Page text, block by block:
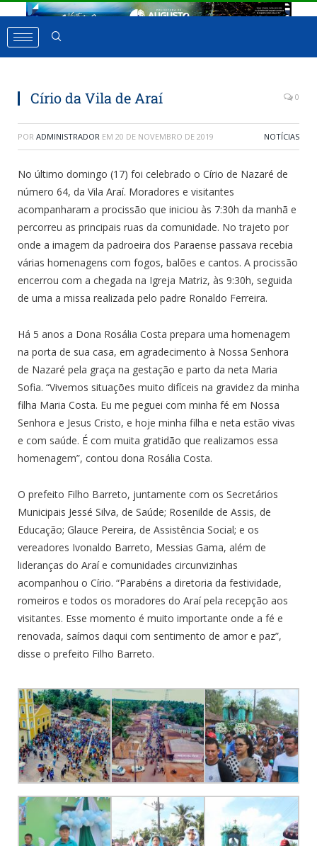
Círio da Vila de Araí 0
POR ADMINISTRADOR EM 20 DE NOVEMBRO DE 2019 NOTÍCIAS
No último domingo (17) foi celebrado o Círio de Nazaré de
número 64, da Vila Araí. Moradores e visitantes
acompanharam a procissão que iniciou às 7:30h da manhã e
percorreu as principais ruas da comunidade. No trajeto por
onde a imagem da padroeira dos Paraense passava recebia
várias homenagens com fogos, balões e cantos. A procissão
encerrou com a chegada na Igreja Matriz, às 9:30h, seguida
de uma a missa realizada pelo padre Ronaldo Ferreira.
Há 5 anos a Dona Rosália Costa prepara uma homenagem
na porta de sua casa, em agradecimento à Nossa Senhora
de Nazaré pela graça na gestação e parto da neta Maria
Sofia. “Vivemos situações muito difíceis na gravidez da minha
filha Maria Costa. Eu me peguei com minha fé em Nossa
Senhora e Jesus Cristo, e hoje minha filha e neta estão vivas
e com saúde. É com muita gratidão que realizamos essa
homenagem”, contou dona Rosália Costa.
O prefeito Filho Barreto, juntamente com os Secretários
Municipais Jessé Silva, de Saúde; Rosenilde de Assis, de
Educação; Glauce Pereira, de Assistência Social; e os
vereadores Ivonaldo Barreto, Messias Gama, além de
lideranças do Araí e comunidades circunvizinhas
acompanhou o Círio. “Parabéns a diretoria da festividade,
romeiros e todos os moradores do Araí pela recepção aos
visitantes. Esse momento é muito importante onde a fé e
renovada, saímos daqui com sentimento de amor e paz”,
disse o prefeito Filho Barreto.